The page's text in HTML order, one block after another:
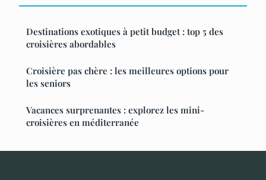
Destinations exotiques à petit budget : top 5 des
croisières abordables
Croisière pas chère : les meilleures options pour
les seniors
Vacances surprenantes : explorez les mini-
croisières en méditerranée